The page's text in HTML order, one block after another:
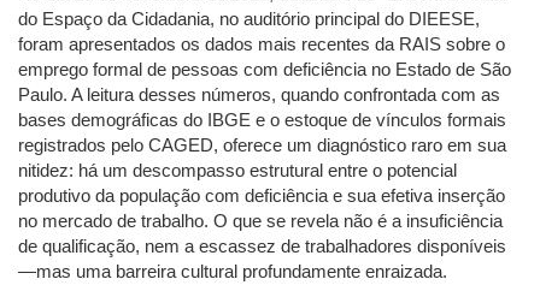
do Espaço da Cidadania, no auditório principal do DIEESE,
foram apresentados os dados mais recentes da RAIS sobre o
emprego formal de pessoas com deficiência no Estado de São
Paulo. A leitura desses números, quando confrontada com as
bases demográficas do IBGE e o estoque de vínculos formais
registrados pelo CAGED, oferece um diagnóstico raro em sua
nitidez: há um descompasso estrutural entre o potencial
produtivo da população com deficiência e sua efetiva inserção
no mercado de trabalho. O que se revela não é a insuficiência
de qualificação, nem a escassez de trabalhadores disponíveis
—mas uma barreira cultural profundamente enraizada.